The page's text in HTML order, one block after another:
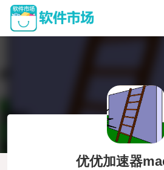
优优加速器